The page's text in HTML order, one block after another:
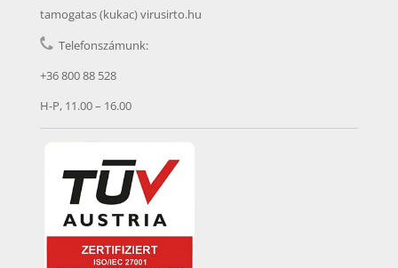
tamogatas (kukac) virusirto.hu
Telefonszámunk:
+36 800 88 528
H-P, 11.00 – 16.00